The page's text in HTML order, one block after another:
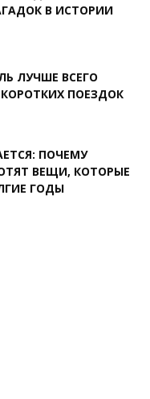
В ИСТОРИИ
ЛУЧШЕ ВСЕГО
ПОЕЗДОК
ПОЧЕМУ
ВЕЩИ, КОТОРЫЕ
ГОДЫ